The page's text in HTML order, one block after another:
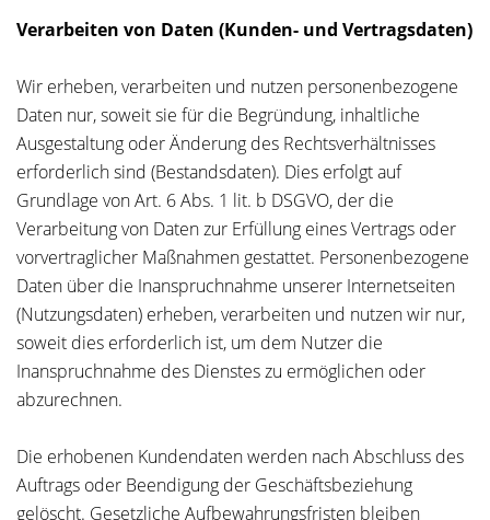
Verarbeiten von Daten (Kunden- und Vertragsdaten)
Wir erheben, verarbeiten und nutzen personenbezogene
Daten nur, soweit sie für die Begründung, inhaltliche
Ausgestaltung oder Änderung des Rechtsverhältnisses
erforderlich sind (Bestandsdaten). Dies erfolgt auf
Grundlage von Art. 6 Abs. 1 lit. b DSGVO, der die
Verarbeitung von Daten zur Erfüllung eines Vertrags oder
vorvertraglicher Maßnahmen gestattet. Personenbezogene
Daten über die Inanspruchnahme unserer Internetseiten
(Nutzungsdaten) erheben, verarbeiten und nutzen wir nur,
soweit dies erforderlich ist, um dem Nutzer die
Inanspruchnahme des Dienstes zu ermöglichen oder
abzurechnen.
Die erhobenen Kundendaten werden nach Abschluss des
Auftrags oder Beendigung der Geschäftsbeziehung
gelöscht. Gesetzliche Aufbewahrungsfristen bleiben